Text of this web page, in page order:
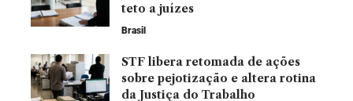
teto a juízes
Brasil
STF libera retomada de ações
sobre pejotização e altera rotina
da Justiça do Trabalho